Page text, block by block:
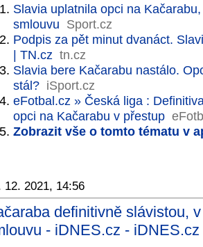
Slavia uplatnila opci na
smlouvu Sport.cz
Podpis za pět minut dvanáct.
| TN.cz tn.cz
Slavia bere Kačarabu nastálo.
stál? iSport.cz
eFotbal.cz » Česká liga :
opci na Kačarabu v přestup
Zobrazit vše o tomto tématu v
12. 2021, 14:56
definitivně slávistou,
- iDNES.cz - iDNES.cz